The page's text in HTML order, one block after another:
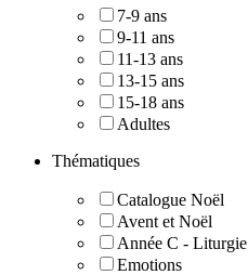
7-9 ans
9-11 ans
11-13 ans
13-15 ans
15-18 ans
Adultes
Thématiques
Catalogue Noël
Avent et Noël
Année C - Liturgie
Emotions